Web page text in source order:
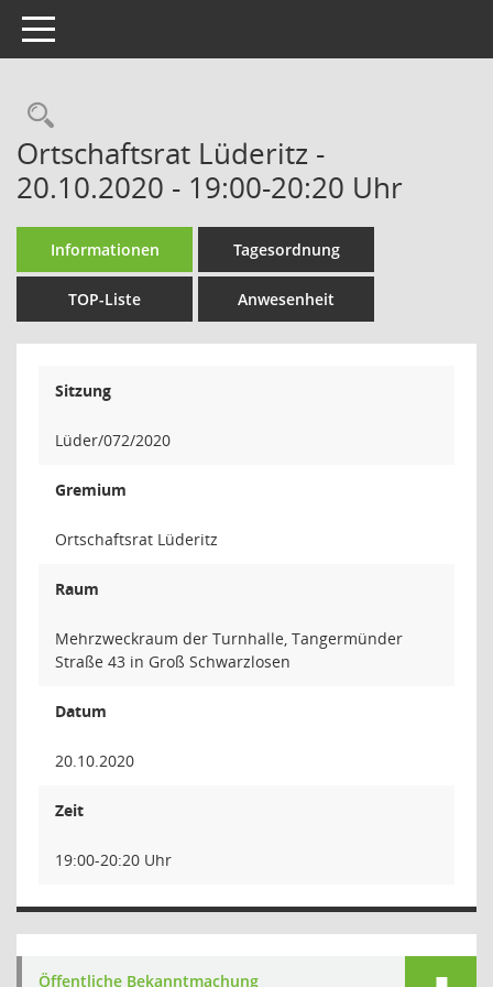
Toggle navigation
Rechercheauswahl
Ortschaftsrat Lüderitz -
20.10.2020 - 19:00-20:20 Uhr
Informationen Tagesordnung
TOP-Liste Anwesenheit
Sitzung
Lüder/072/2020
Gremium
Ortschaftsrat Lüderitz
Raum
Mehrzweckraum der Turnhalle, Tangermünder
Straße 43 in Groß Schwarzlosen
Datum
20.10.2020
Zeit
19:00-20:20 Uhr
Öffentliche Bekanntmachung